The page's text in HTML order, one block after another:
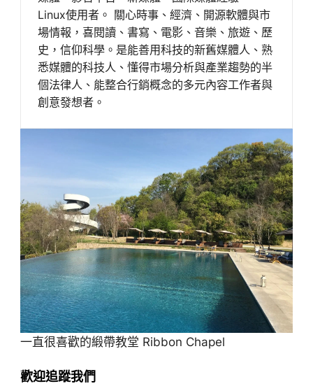
Linux使用者。 關心時事、經濟、開源軟體與市
場情報，喜閱讀、書寫、電影、音樂、旅遊、歷
史，信仰科學。是能善用科技的新舊媒體人、熟
悉媒體的科技人、懂得市場分析與產業趨勢的半
個法律人、能整合行銷概念的多元內容工作者與
創意發想者。
一直很喜歡的緞帶教堂 Ribbon Chapel
歡迎追蹤我們